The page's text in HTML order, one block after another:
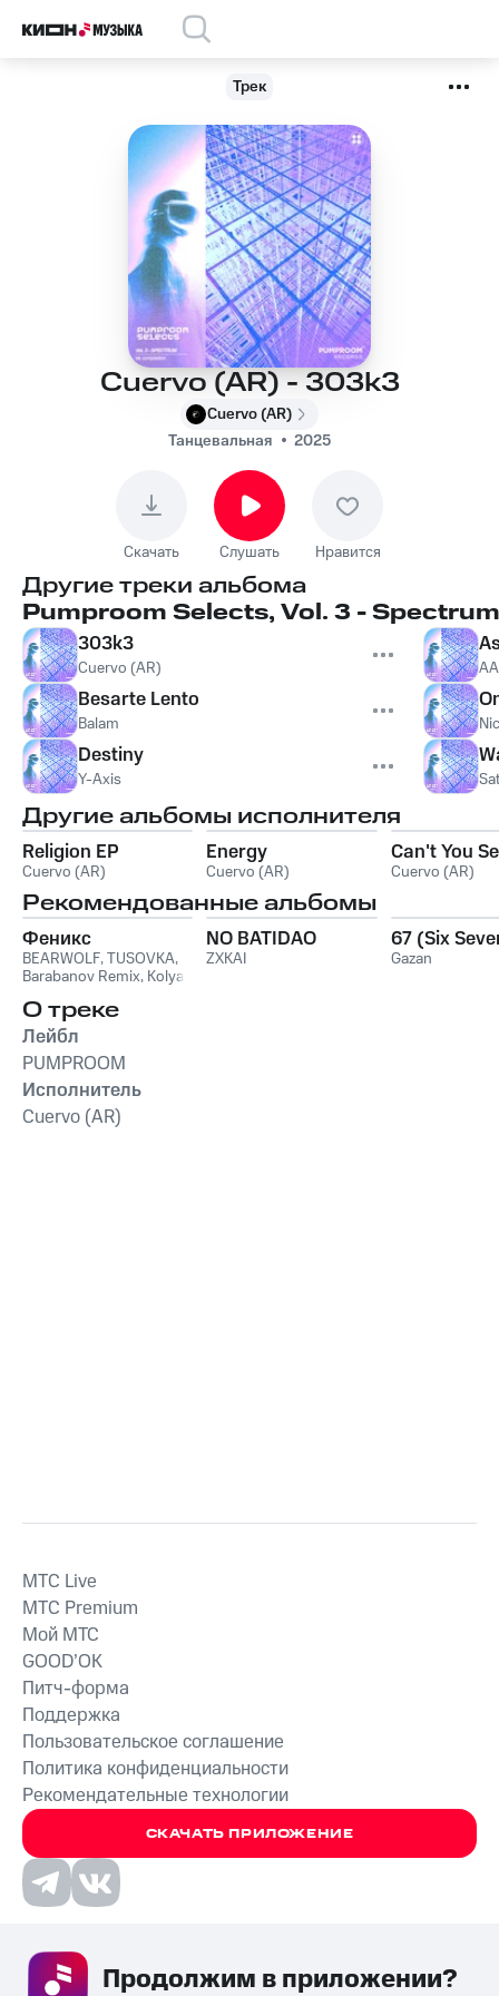
Трек
Cuervo (AR) - 303k3
Cuervo (AR)
Танцевальная
2025
Скачать Слушать Нравится
Другие треки альбома
Pumproom Selects, Vol. 3 - Spectrum
303k3
Cuervo (AR)
Besarte Lento
Balam
Destiny
Y-Axis
Другие альбомы исполнителя
Religion EP
Cuervo (AR)
Energy
Cuervo (AR)
Can't You
Cuervo (AR)
Рекомендованные альбомы
Феникс
BEARWOLF,TUSOVKA,
Barabanov Remix, Kolya
NO BATIDAO
ZXKAI
67 (Six
Gazan
О треке
Лейбл
PUMPROOM
Исполнитель
Cuervo (AR)
СКАЧАТЬ ПРИЛОЖЕНИЕ
MTС Live
MTС Premium
Мой МТС
GOOD’OK
Питч-форма
Поддержка
Пользовательское соглашение
Политика конфиденциальности
Рекомендательные технологии
Незаконное потребление наркотических средств,
психотропных веществ, их аналогов причиняет вред здоровью,
Продолжим в приложении?